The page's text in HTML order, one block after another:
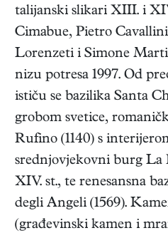
talijanski slikari XIII. i
Cimabue, Pietro
Lorenzeti i Simone
nizu potresa 1997. Od
ističu se bazilika Santa
grobom svetice,
Rufino (1140) s
srednjovjekovni burg La
XIV. st., te renesansna
degli Angeli (1569).
(građevinski kamen i